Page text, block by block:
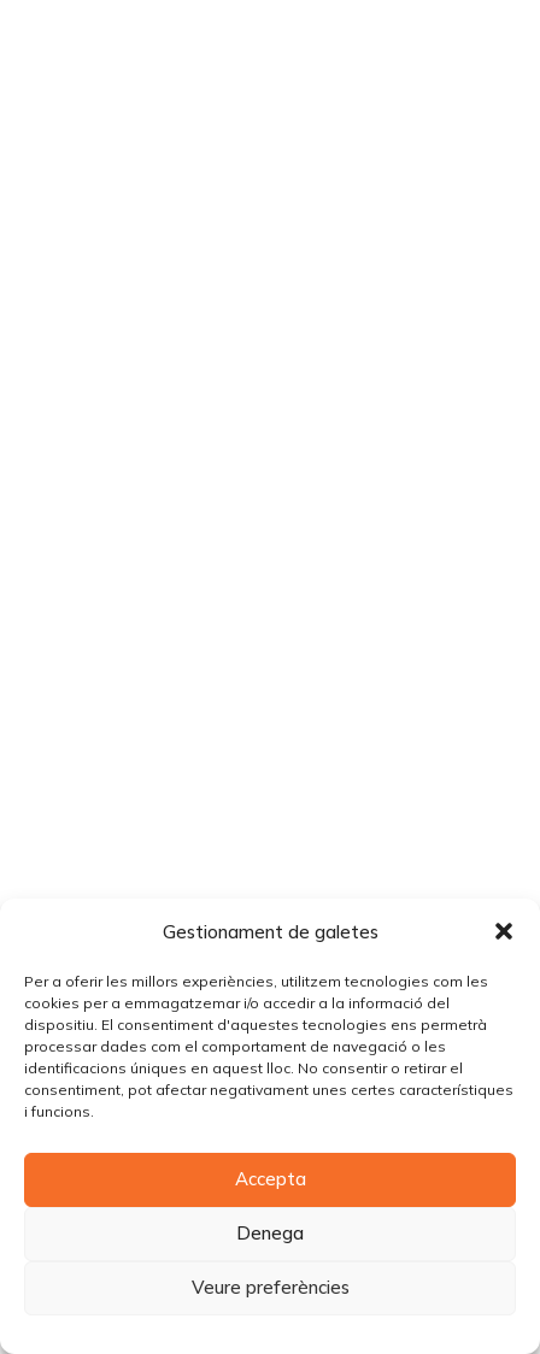
Gestionament de galetes
Per a oferir les millors experiències, utilitzem tecnologies com les
cookies per a emmagatzemar i/o accedir a la informació del
dispositiu. El consentiment d'aquestes tecnologies ens permetrà
processar dades com el comportament de navegació o les
identificacions úniques en aquest lloc. No consentir o retirar el
consentiment, pot afectar negativament unes certes característiques
i funcions.
Accepta
Denega
Veure preferències